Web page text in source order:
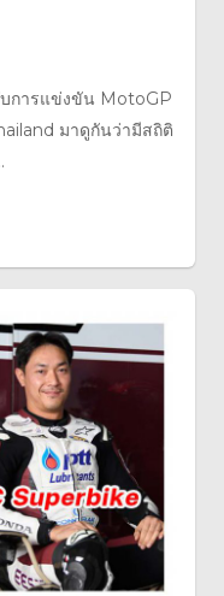
บการแข่งขัน MotoGP
มาดูกันว่ามีสถิติ